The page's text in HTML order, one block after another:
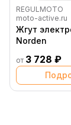
REGULMOTO
moto-active.ru
Жгут
Norden
от 3 728 ₽